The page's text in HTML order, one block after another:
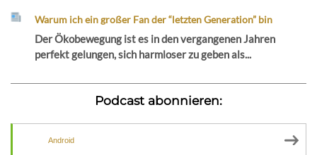
Warum ich ein großer Fan der “letzten Generation” bin
Der Ökobewegung ist es in den vergangenen Jahren
perfekt gelungen, sich harmloser zu geben als...
Podcast abonnieren:
Android